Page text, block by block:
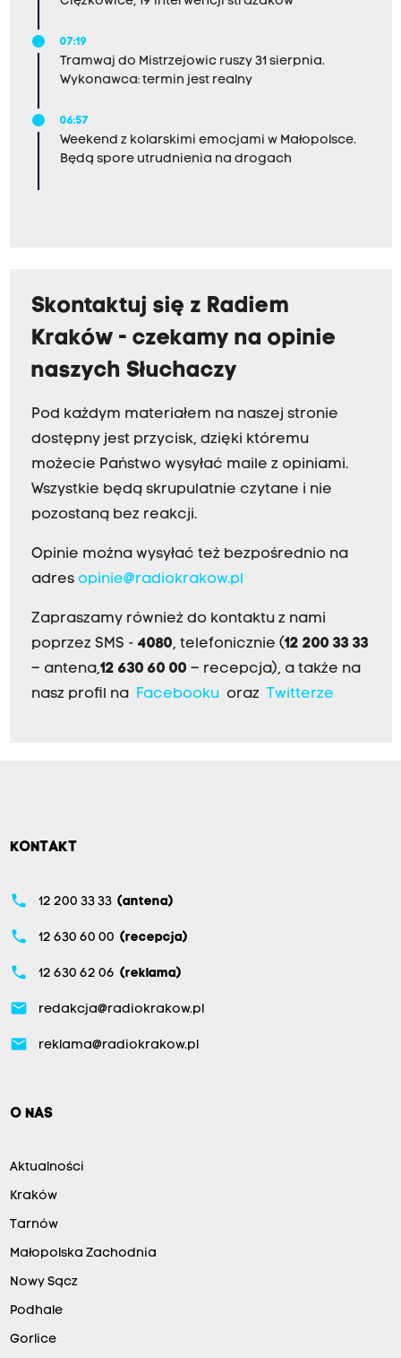
07:19
Tramwaj do Mistrzejowic ruszy 31 sierpnia.
Wykonawca: termin jest realny
06:57
Weekend z kolarskimi emocjami w Małopolsce.
Będą spore utrudnienia na drogach
Skontaktuj się z Radiem
Kraków - czekamy na opinie
naszych Słuchaczy
Pod każdym materiałem na naszej stronie
dostępny jest przycisk, dzięki któremu
możecie Państwo wysyłać maile z opiniami.
Wszystkie będą skrupulatnie czytane i nie
pozostaną bez reakcji.
Opinie można wysyłać też bezpośrednio na
adres opinie@radiokrakow.pl
Zapraszamy również do kontaktu z nami
poprzez SMS - 4080, telefonicznie (12 200 33 33
– antena,12 630 60 00 – recepcja), a także na
nasz profil na
Facebookuoraz Twitterze
KONTAKT
phone 12 200 33 33 (antena)
phone 12 630 60 00 (recepcja)
phone 12 630 62 06 (reklama)
email redakcja@radiokrakow.pl
email reklama@radiokrakow.pl
O NAS
Aktualności
Kraków
Tarnów
Małopolska Zachodnia
Nowy Sącz
Podhale
Gorlice